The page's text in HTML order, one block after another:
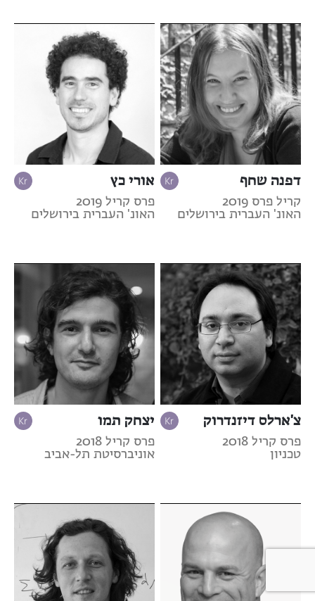
דפנה שחף
קריל פרס 2019
האונ' העברית בירושלים
אורי כץ
פרס קריל 2019
האונ' העברית בירושלים
צ'ארלס דיזנדרוק
פרס קריל 2018
טכניון
יצחק תמו
פרס קריל 2018
אוניברסיטת תל-אביב